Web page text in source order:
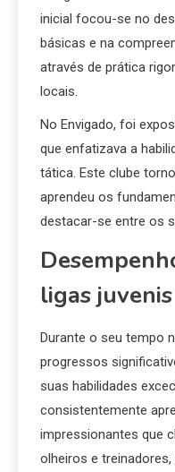
inicial focou-se no
básicas e na
através de prática
locais.
No Envigado, foi
que enfatizava a
tática. Este clube
aprendeu os
destacar-se entre os
ligas juvenis
Durante o seu tempo
progressos
suas habilidades
consistentemente
impressionantes que
olheiros e